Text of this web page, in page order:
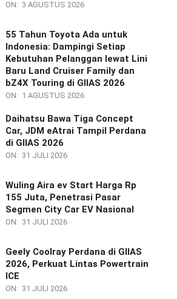
ON: 3 AGUSTUS 2026
55 Tahun Toyota Ada untuk
Indonesia: Dampingi Setiap
Kebutuhan Pelanggan lewat Lini
Baru Land Cruiser Family dan
bZ4X Touring di GIIAS 2026
ON: 1 AGUSTUS 2026
Daihatsu Bawa Tiga Concept
Car, JDM eAtrai Tampil Perdana
di GIIAS 2026
ON: 31 JULI 2026
Wuling Aira ev Start Harga Rp
155 Juta, Penetrasi Pasar
Segmen City Car EV Nasional
ON: 31 JULI 2026
Geely Coolray Perdana di GIIAS
2026, Perkuat Lintas Powertrain
ICE
ON: 31 JULI 2026